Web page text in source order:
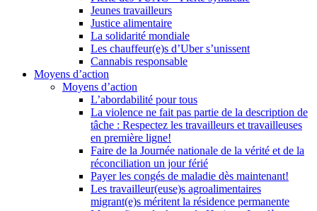
Jeunes travailleurs
Justice alimentaire
La solidarité mondiale
Les chauffeur(e)s d’Uber s’unissent
Cannabis responsable
Moyens d’action
Moyens d’action
L’abordabilité pour tous
La violence ne fait pas partie de la description de
tâche : Respectez les travailleurs et travailleuses
en première ligne!
Faire de la Journée nationale de la vérité et de la
réconciliation un jour férié
Payer les congés de maladie dès maintenant!
Les travailleur(euse)s agroalimentaires
migrant(e)s méritent la résidence permanente